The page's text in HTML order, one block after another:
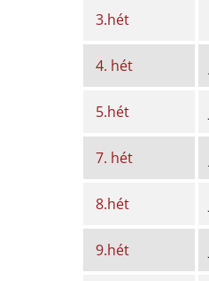
3.hét
4. hét
5.hét
7. hét
8.hét
9.hét